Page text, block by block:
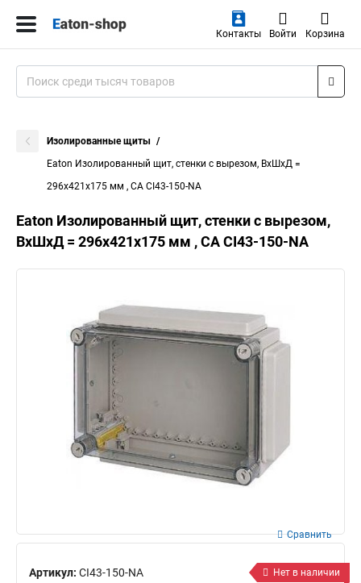
Контакты Войти Корзина
Изолированные щиты
Eaton Изолированный щит, стенки с вырезом, ВхШхД =
296x421x175 мм , СА CI43-150-NA
Eaton Изолированный щит, стенки с вырезом,
ВхШхД = 296x421x175 мм , СА CI43-150-NA
Артикул: CI43-150-NA
Сравнить
Нет в наличии